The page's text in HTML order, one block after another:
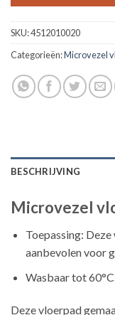
SKU:4512010020
Categorieën:Microvezel
BESCHRIJVING
Microvezel
Toepassing:
aanbevolen voor
Wasbaar tot
Deze vloerpad